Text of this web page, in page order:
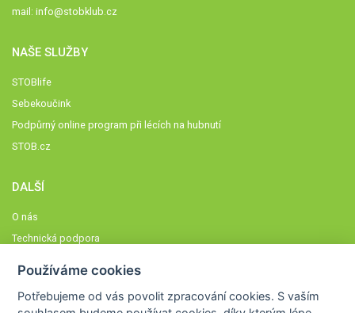
mail: info@stobklub.cz
NAŠE SLUŽBY
STOBlife
Sebekoučink
Podpůrný online program při lécích na hubnutí
STOB.cz
DALŠÍ
O nás
Technická podpora
Členové STOBklubu
Používáme cookies
Potřebujeme od vás povolit zpracování cookies. S vaším